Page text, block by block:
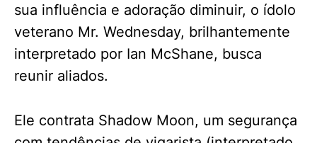
sua influência e adoração diminuir, o ídolo
veterano Mr. Wednesday, brilhantemente
interpretado por Ian McShane, busca
reunir aliados.
Ele contrata Shadow Moon, um segurança